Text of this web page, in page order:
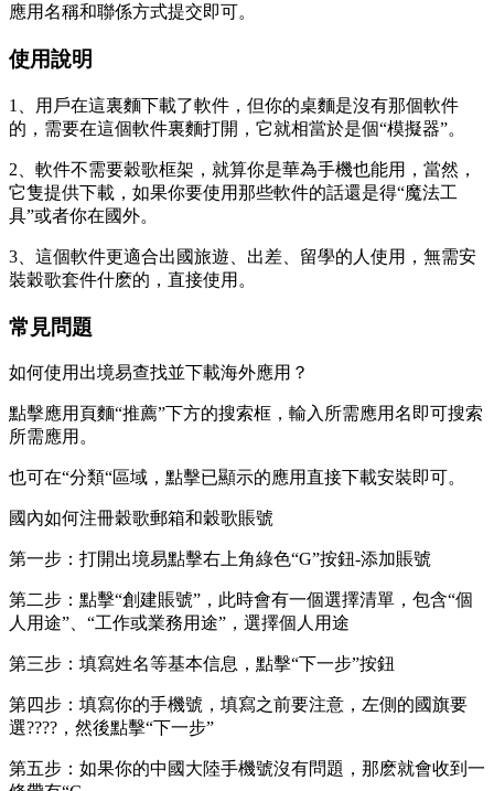
應用名稱和聯係方式提交即可。
使用說明
1、用戶在這裏麵下載了軟件，但你的桌麵是沒有那個軟件
的，需要在這個軟件裏麵打開，它就相當於是個“模擬器”。
2、軟件不需要穀歌框架，就算你是華為手機也能用，當然，
它隻提供下載，如果你要使用那些軟件的話還是得“魔法工
具”或者你在國外。
3、這個軟件更適合出國旅遊、出差、留學的人使用，無需安
裝穀歌套件什麽的，直接使用。
常見問題
如何使用出境易查找並下載海外應用？
點擊應用頁麵“推薦”下方的搜索框，輸入所需應用名即可搜索
所需應用。
也可在“分類“區域，點擊已顯示的應用直接下載安裝即可。
國內如何注冊穀歌郵箱和穀歌賬號
第一步：打開出境易點擊右上角綠色“G”按鈕-添加賬號
第二步：點擊“創建賬號”，此時會有一個選擇清單，包含“個
人用途”、“工作或業務用途”，選擇個人用途
第三步：填寫姓名等基本信息，點擊“下一步”按鈕
第四步：填寫你的手機號，填寫之前要注意，左側的國旗要
選????，然後點擊“下一步”
第五步：如果你的中國大陸手機號沒有問題，那麽就會收到一